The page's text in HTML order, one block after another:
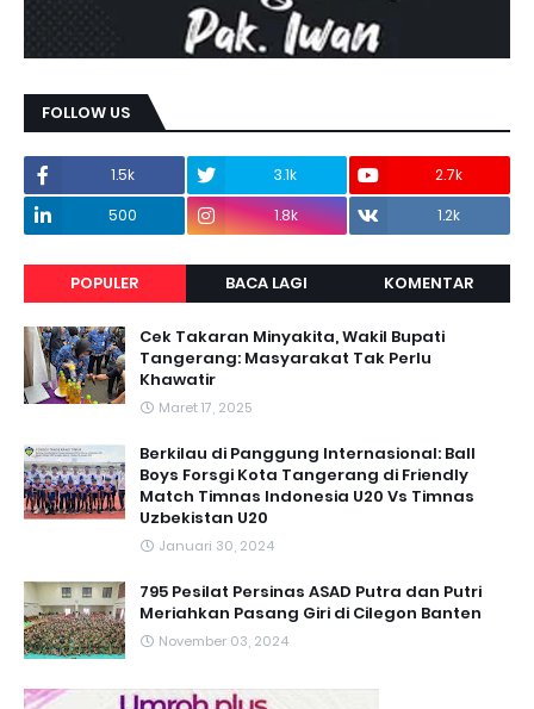
FOLLOW US
1.5k 3.1k
2.7k
500
1.8k 1.2k
POPULER BACA LAGI KOMENTAR
Cek Takaran Minyakita, Wakil Bupati
Tangerang: Masyarakat Tak Perlu
Khawatir
Maret 17, 2025
Berkilau di Panggung Internasional: Ball
Boys Forsgi Kota Tangerang di Friendly
Match Timnas Indonesia U20 Vs Timnas
Uzbekistan U20
Januari 30, 2024
795 Pesilat Persinas ASAD Putra dan Putri
Meriahkan Pasang Giri di Cilegon Banten
November 03, 2024